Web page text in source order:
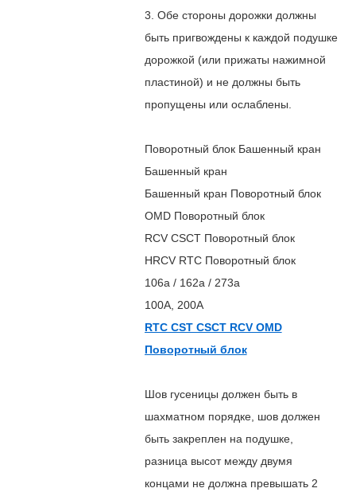
3. Обе стороны дорожки должны
быть пригвождены к каждой подушке
дорожкой (или прижаты нажимной
пластиной) и не должны быть
пропущены или ослаблены.
Поворотный блок Башенный кран
Башенный кран
Башенный кран Поворотный блок
OMD Поворотный блок
RCV CSCT Поворотный блок
HRCV RTC Поворотный блок
106а / 162а / 273а
100А, 200А
RTC CST CSCT RCV OMD
Поворотный блок
Шов гусеницы должен быть в
шахматном порядке, шов должен
быть закреплен на подушке,
разница высот между двумя
концами не должна превышать 2